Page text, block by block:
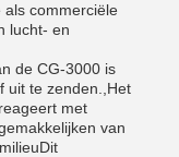
als commerciële
lucht- en
de CG-3000 is
uit te zenden.,Het
met
van